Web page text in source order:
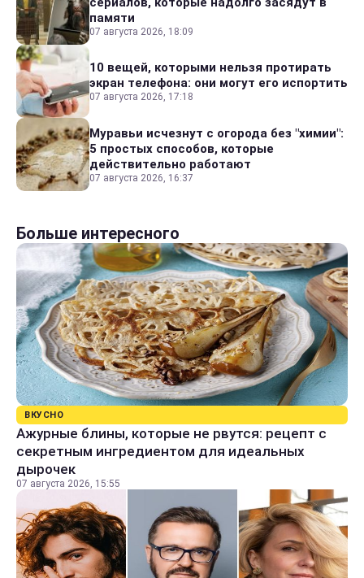
памяти
07 августа 2026, 18:09
10 вещей, которыми нельзя протирать
экран телефона: они могут его испортить
07 августа 2026, 17:18
Муравьи исчезнут с огорода без "химии":
5 простых способов, которые
действительно работают
07 августа 2026, 16:37
Больше интересного
ВКУСНО
Ажурные блины, которые не рвутся: рецепт с
секретным ингредиентом для идеальных
дырочек
07 августа 2026, 15:55